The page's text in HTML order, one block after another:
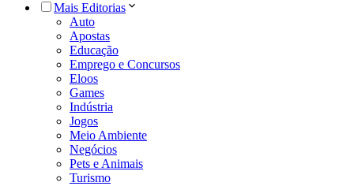
Mais Editorias
Auto
Apostas
Educação
Emprego e Concursos
Eloos
Games
Indústria
Jogos
Meio Ambiente
Negócios
Pets e Animais
Turismo